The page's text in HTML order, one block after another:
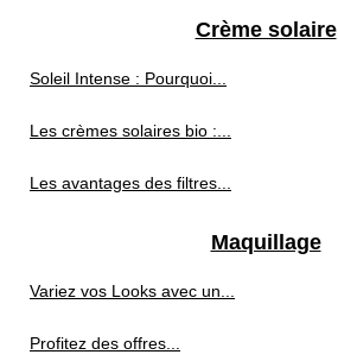
Crème solaire
Soleil Intense : Pourquoi...
Les crèmes solaires bio :...
Les avantages des filtres...
Maquillage
Variez vos Looks avec un...
Profitez des offres...